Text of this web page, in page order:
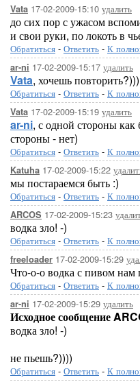
Vata 17-02-2009-15:10 удалить
до сих пор с ужасом
и свои руки, по локоть в
Обратиться - Ответить - К
ar-ni 17-02-2009-15:17 удалить
Vata, хочешь повторить?)))
Обратиться - Ответить - К
Vata 17-02-2009-15:19 удалить
ar-ni, с одной стороны как
стороны - нет)
Обратиться - Ответить - К
Katuha 17-02-2009-15:22
мы постараемся быть :)
Обратиться - Ответить - К
ARCOS 17-02-2009-15:23
водка зло! -)
Обратиться - Ответить - К
freeloader 17-02-2009-15:29
Что-о-о водка с пивом нам
Обратиться - Ответить - К
ar-ni 17-02-2009-15:29 удалить
Исходное сообщение
водка зло! -)
не пьешь?))))
Обратиться - Ответить - К